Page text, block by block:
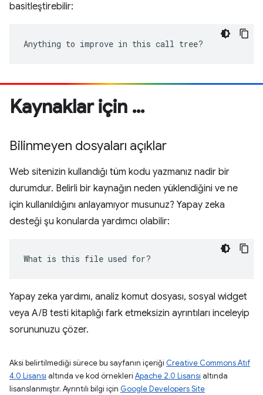
basitleştirebilir:
Anything to improve in this call tree?
Kaynaklar için …
Bilinmeyen dosyaları açıklar
Web sitenizin kullandığı tüm kodu yazmanız nadir bir
durumdur. Belirli bir kaynağın neden yüklendiğini ve ne
için kullanıldığını anlayamıyor musunuz? Yapay zeka
desteği şu konularda yardımcı olabilir:
What is this file used for?
Yapay zeka yardımı, analiz komut dosyası, sosyal widget
veya A/B testi kitaplığı fark etmeksizin ayrıntıları inceleyip
sorununuzu çözer.
Aksi belirtilmediği sürece bu sayfanın içeriği Creative Commons Atıf
4.0 Lisansı altında ve kod örnekleri Apache 2.0 Lisansı altında
lisanslanmıştır. Ayrıntılı bilgi için Google Developers Site